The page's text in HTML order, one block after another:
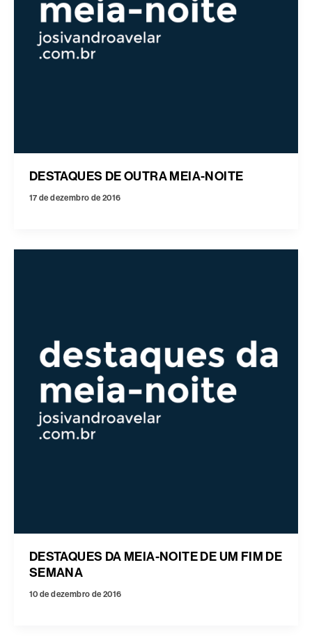
DESTAQUES DE OUTRA MEIA-NOITE
17 de dezembro de 2016
DESTAQUES DA MEIA-NOITE DE UM FIM DE
SEMANA
10 de dezembro de 2016